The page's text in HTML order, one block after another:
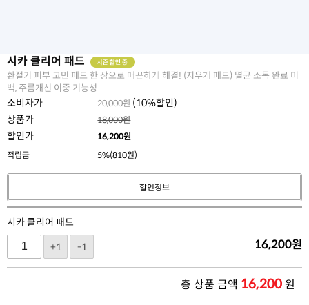
시카 클리어 패드
환절기 피부 고민 패드 한 장으로 매끈하게 해결! (지우개 패드) 멸균 소독 완료 미
백, 주름개선 이중 기능성
소비자가 20,000원 (10%할인)
상품가
18,000원
할인가 16,200원
적립금
5%(810원)
할인정보
시카 클리어 패드
+1
-1 16,200원
총 상품 금액 16,200원